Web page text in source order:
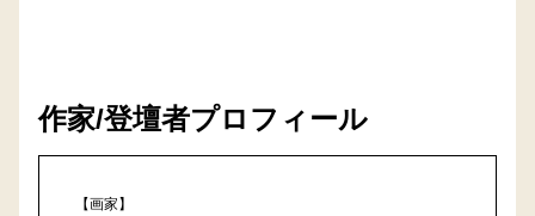
作家/登壇者プロフィール
【画家】